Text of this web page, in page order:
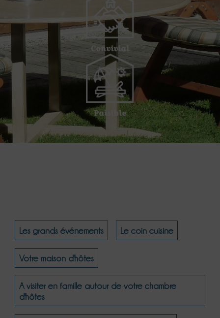
Convivial
Paisible
Les grands événements Le coin cuisine
Votre maison d'hôtes
A visiter en famille autour de votre chambre
d'hôtes